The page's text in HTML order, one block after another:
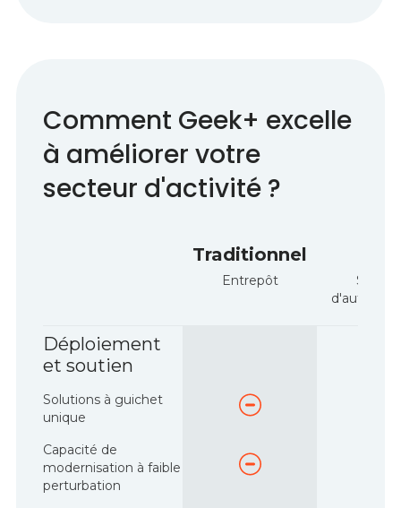
Comment Geek+ excelle
à améliorer votre
secteur d'activité ?
Traditionnel
Entrepôt
Déploiement
et soutien
Solutions à guichet
unique
Capacité de
modernisation à faible
perturbation